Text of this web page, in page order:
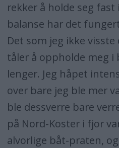
rekker å holde seg fast
balanse har det
Det som jeg ikke visste
tåler å oppholde meg i
lenger. Jeg håpet
over bare jeg ble mer
ble dessverre bare
på Nord-Koster i fjor
alvorlige båt-praten,